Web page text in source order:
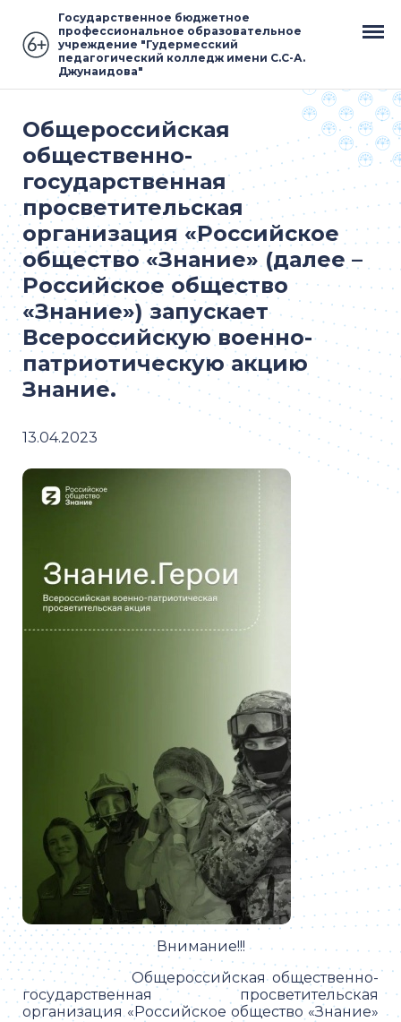
Государственное бюджетное
профессиональное образовательное
учреждение "Гудермесский
педагогический колледж имени С.С-А.
Джунаидова"
Общероссийская
общественно-
государственная
просветительская
организация «Российское
общество «Знание» (далее –
Российское общество
«Знание») запускает
Всероссийскую военно-
патриотическую акцию
Знание.
13.04.2023
Внимание!!!
Общероссийская общественно-
государственная просветительская
организация «Российское общество «Знание»